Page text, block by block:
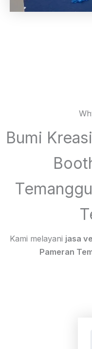
Bumi
Kami melayani jasa
Pameran